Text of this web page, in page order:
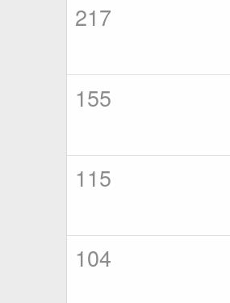
217
155
115
104